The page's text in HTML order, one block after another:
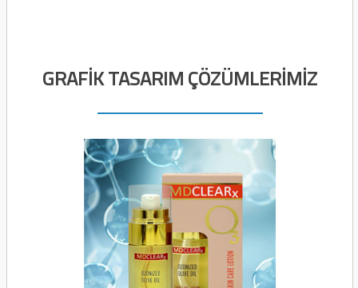
GRAFİK TASARIM ÇÖZÜMLERİMİZ